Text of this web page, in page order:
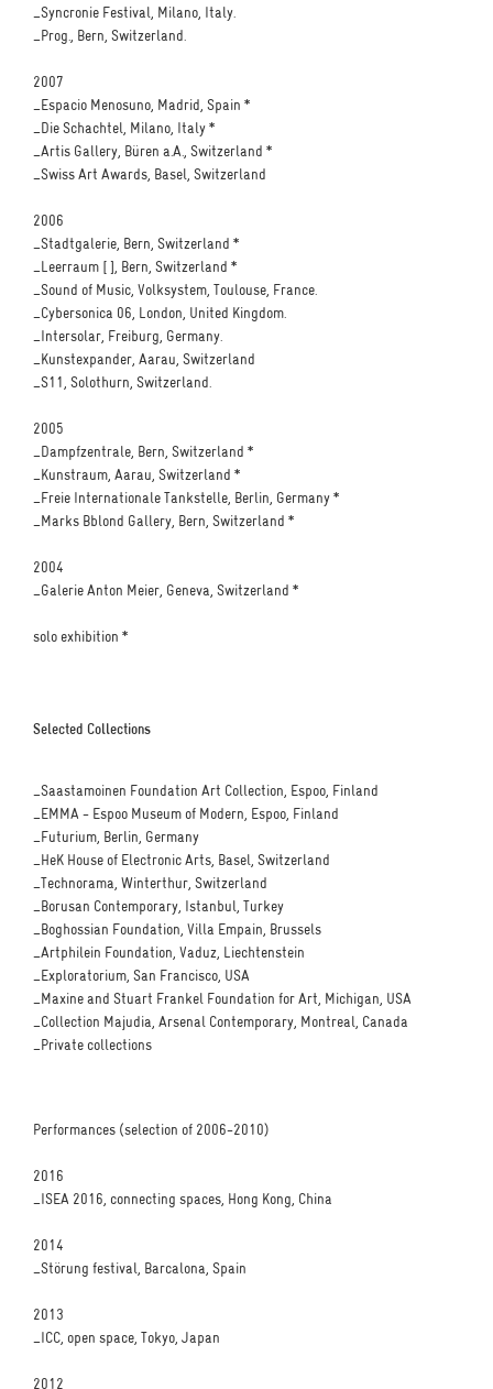
_Syncronie Festival, Milano, Italy.
_Prog., Bern, Switzerland.
2007
_Espacio Menosuno, Madrid, Spain *
_Die Schachtel, Milano, Italy *
_Artis Gallery, Büren a.A., Switzerland *
_Swiss Art Awards, Basel, Switzerland
2006
_Stadtgalerie, Bern, Switzerland *
_Leerraum [ ], Bern, Switzerland *
_Sound of Music, Volksystem, Toulouse, France.
_Cybersonica 06, London, United Kingdom.
_Intersolar, Freiburg, Germany.
_Kunstexpander, Aarau, Switzerland
_S11, Solothurn, Switzerland.
2005
_Dampfzentrale, Bern, Switzerland *
_Kunstraum, Aarau, Switzerland *
_Freie Internationale Tankstelle, Berlin, Germany *
_Marks Bblond Gallery, Bern, Switzerland *
2004
_Galerie Anton Meier, Geneva, Switzerland *
solo exhibition *
Selected Collections
_Saastamoinen Foundation Art Collection, Espoo, Finland
_EMMA - Espoo Museum of Modern, Espoo, Finland
_Futurium, Berlin, Germany
_HeK House of Electronic Arts, Basel, Switzerland
_Technorama, Winterthur, Switzerland
_Borusan Contemporary, Istanbul, Turkey
_Boghossian Foundation, Villa Empain, Brussels
_Artphilein Foundation, Vaduz, Liechtenstein
_Exploratorium, San Francisco, USA
_Maxine and Stuart Frankel Foundation for Art, Michigan, USA
_Collection Majudia, Arsenal Contemporary, Montreal, Canada
_Private collections
Performances (selection of 2006-2010)
2016
_ISEA 2016, connecting spaces, Hong Kong, China
2014
_Störung festival, Barcalona, Spain
2013
_ICC, open space, Tokyo, Japan
2012